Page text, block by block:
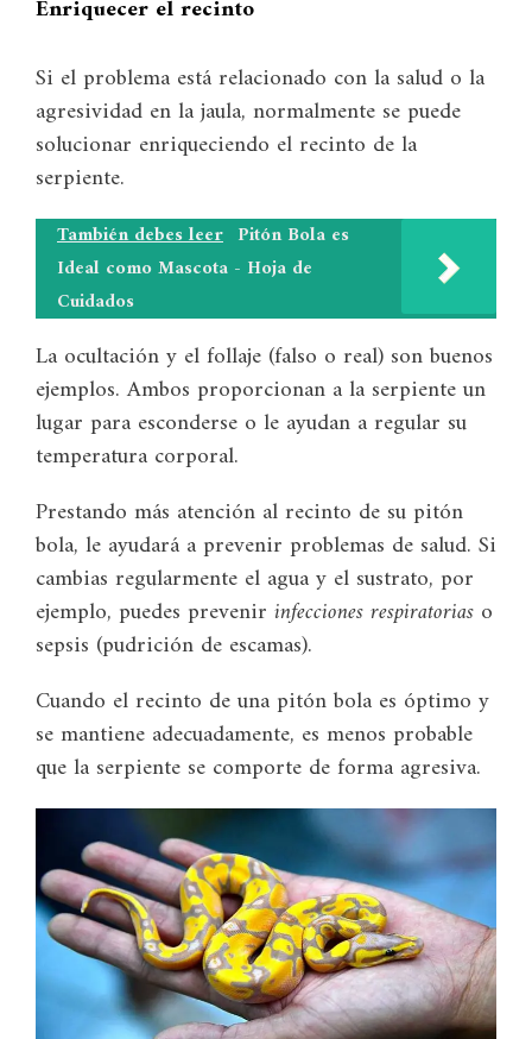
Enriquecer el recinto
Si el problema está relacionado con la salud o la
agresividad en la jaula, normalmente se puede
solucionar enriqueciendo el recinto de la
serpiente.
También debes leer Pitón Bola es
Ideal como Mascota - Hoja de
Cuidados
La ocultación y el follaje (falso o real) son buenos
ejemplos. Ambos proporcionan a la serpiente un
lugar para esconderse o le ayudan a regular su
temperatura corporal.
Prestando más atención al recinto de su pitón
bola, le ayudará a prevenir problemas de salud. Si
cambias regularmente el agua y el sustrato, por
ejemplo, puedes prevenir infecciones respiratorias o
sepsis (pudrición de escamas).
Cuando el recinto de una pitón bola es óptimo y
se mantiene adecuadamente, es menos probable
que la serpiente se comporte de forma agresiva.